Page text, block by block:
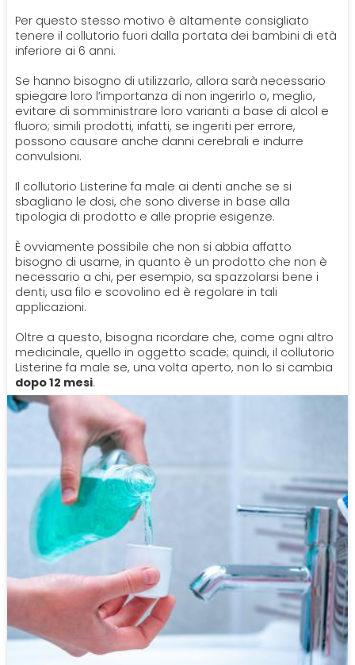
Per questo stesso motivo è altamente consigliato
tenere il collutorio fuori dalla portata dei bambini di età
inferiore ai 6 anni.
Se hanno bisogno di utilizzarlo, allora sarà necessario
spiegare loro l’importanza di non ingerirlo o, meglio,
evitare di somministrare loro varianti a base di alcol e
fluoro; simili prodotti, infatti, se ingeriti per errore,
possono causare anche danni cerebrali e indurre
convulsioni.
Il collutorio Listerine fa male ai denti anche se si
sbagliano le dosi, che sono diverse in base alla
tipologia di prodotto e alle proprie esigenze.
È ovviamente possibile che non si abbia affatto
bisogno di usarne, in quanto è un prodotto che non è
necessario a chi, per esempio, sa spazzolarsi bene i
denti, usa filo e scovolino ed è regolare in tali
applicazioni.
Oltre a questo, bisogna ricordare che, come ogni altro
medicinale, quello in oggetto scade; quindi, il collutorio
Listerine fa male se, una volta aperto, non lo si cambia
dopo 12 mesi.